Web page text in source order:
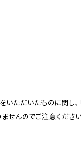
ただいたものに関し、
せんのでご注意ください